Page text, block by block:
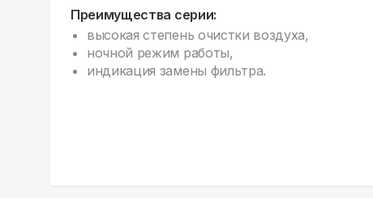
Преимущества серии:
высокая степень очистки воздуха,
ночной режим работы,
индикация замены фильтра.